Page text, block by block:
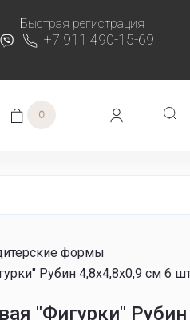
Быстрая регистрация
+7 911 490-15-69
0
формы
Рубин 4,8х4,8х0,9 см 6
"Фигурки" Рубин